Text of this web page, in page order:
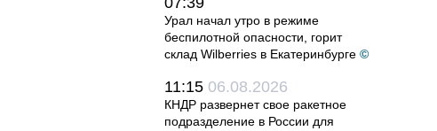
Урал начал утро в режиме
беспилотной опасности, горит
склад Wilberries в Екатеринбурге ©
11:15 06.08.2026
КНДР развернет свое ракетное
подразделение в России для